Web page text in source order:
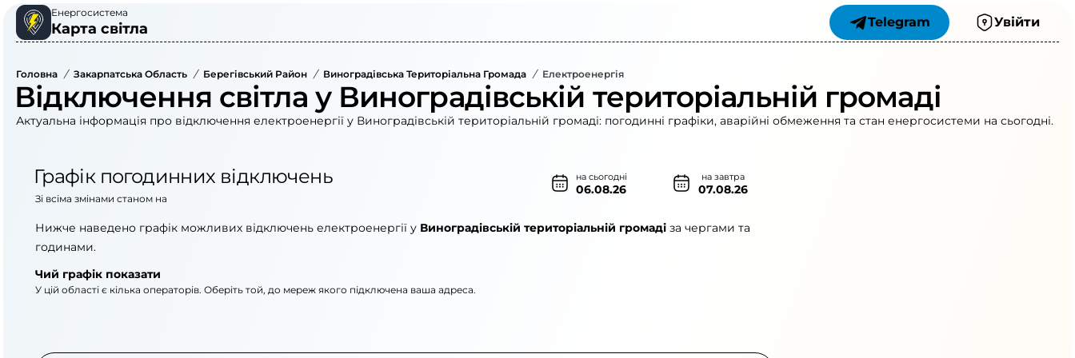
Енергосистема
Карта світла Telegram Увійти
Головна / Закарпатська Область / Берегівський Район / Виноградівська Територіальна Громада / Електроенергія
Відключення світла у Виноградівській територіальній громаді
Актуальна інформація про відключення електроенергії у Виноградівській територіальній громаді: погодинні графіки, аварійні обмеження та стан енергосистеми на сьогодні.
Графік погодинних відключень на сьогодні
06.08.26
на завтра
07.08.26
Зі всіма змінами станом на
Нижче наведено графік можливих відключень електроенергії у Виноградівській територіальній громаді за чергами та
годинами.
Чий графік показати
У цій області є кілька операторів. Оберіть той, до мереж якого підключена ваша адреса.